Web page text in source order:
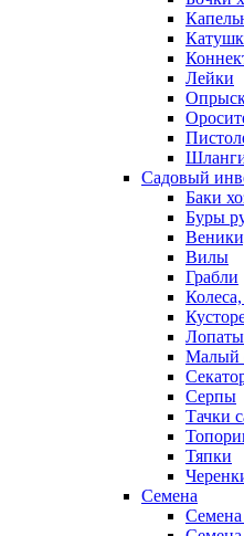
Лейки
Садовый
Баки
Буры
Вилы
Грабли
Лопаты
Малый
Серпы
Тачки
Тяпки
Семена
Семена